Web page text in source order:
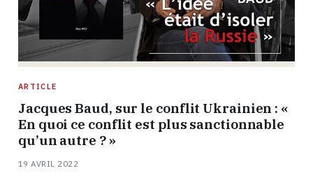
ARTICLE
Jacques Baud, sur le conflit Ukrainien : «
En quoi ce conflit est plus sanctionnable
qu’un autre ? »
19 AVRIL 2022